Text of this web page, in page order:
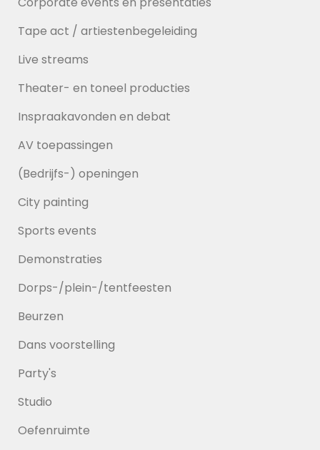
Tape act / artiestenbegeleiding
Live streams
Theater- en toneel producties
Inspraakavonden en debat
AV toepassingen
(Bedrijfs-) openingen
City painting
Sports events
Demonstraties
Dorps-/plein-/tentfeesten
Beurzen
Dans voorstelling
Party's
Studio
Oefenruimte